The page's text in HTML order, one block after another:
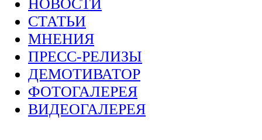
НОВОСТИ
СТАТЬИ
МНЕНИЯ
ПРЕСС-РЕЛИЗЫ
ДЕМОТИВАТОР
ФОТОГАЛЕРЕЯ
ВИДЕОГАЛЕРЕЯ